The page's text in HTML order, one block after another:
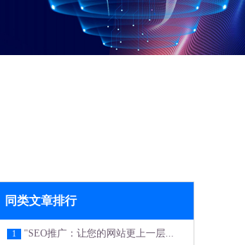
同类文章排行
1 "SEO推广：让您的网站更上一层...